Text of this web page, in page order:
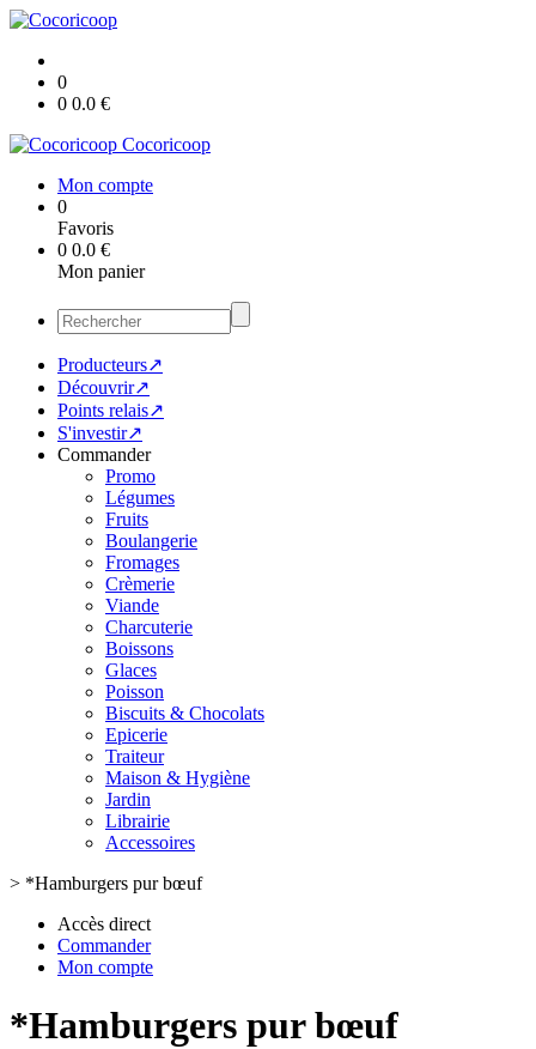
0
0 0.0 €
Cocoricoop
Mon compte
0
Favoris
0 0.0 €
Mon panier
Producteurs↗
Découvrir↗
Points relais↗
S'investir↗
Commander
Promo
Légumes
Fruits
Boulangerie
Fromages
Crèmerie
Viande
Charcuterie
Boissons
Glaces
Poisson
Biscuits & Chocolats
Epicerie
Traiteur
Maison & Hygiène
Jardin
Librairie
Accessoires
> *Hamburgers pur bœuf
Accès direct
Commander
Mon compte
*Hamburgers pur bœuf